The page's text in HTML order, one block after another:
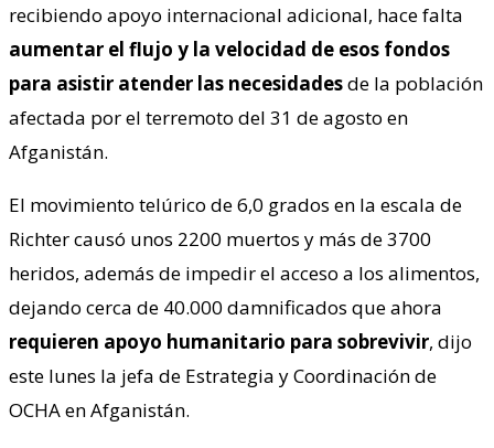
recibiendo apoyo internacional adicional, hace falta
aumentar el flujo y la velocidad de esos fondos
para asistir atender las necesidadesde la población
afectada por el terremoto del 31 de agosto en
Afganistán.
El movimiento telúrico de 6,0 grados en la escala de
Richter causó unos 2200 muertos y más de 3700
heridos, además de impedir el acceso a los alimentos,
dejando cerca de 40.000 damnificados que ahora
requieren apoyo humanitario para sobrevivir, dijo
este lunes la jefa de Estrategia y Coordinación de
OCHA en Afganistán.